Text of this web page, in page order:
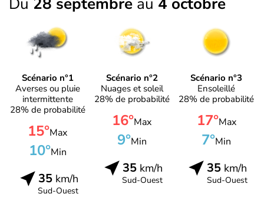
Scénario n°1
Averses ou pluie
intermittente
28% de probabilité
15°Max
10°Min
35km/h
Sud-Ouest
Scénario n°2
Nuages et soleil
28% de probabilité
16°Max
9°Min
35km/h
Sud-Ouest
Scénario n°3
Ensoleillé
28% de probabilité
17°Max
7°Min
35 km/h
Sud-Ouest